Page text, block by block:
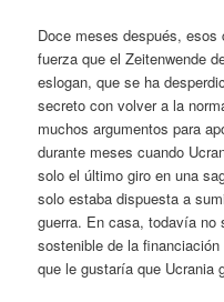
Doce meses después,
fuerza que el Zeitenwende
eslogan, que se ha
secreto con volver a la
muchos argumentos para
durante meses cuando
solo el último giro en una
solo estaba dispuesta a
guerra. En casa, todavía no
sostenible de la
que le gustaría que Ucrania